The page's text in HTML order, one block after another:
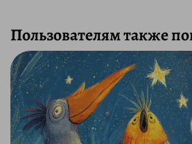
Пользователям также